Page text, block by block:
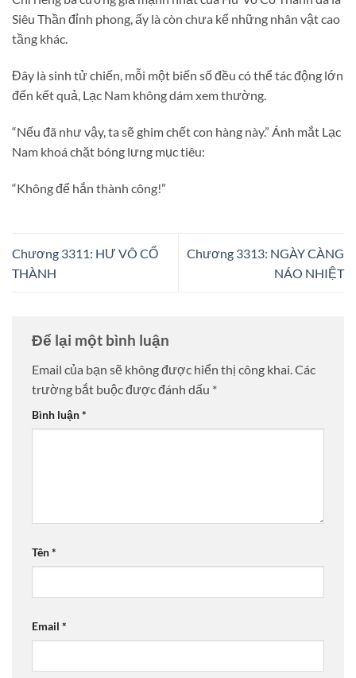
Siêu Thần đỉnh phong, ấy là còn chưa kể những nhân vật cao
tầng khác.
Đây là sinh tử chiến, mỗi một biến số đều có thể tác động lớn
đến kết quả, Lạc Nam không dám xem thường.
“Nếu đã như vậy, ta sẽ ghim chết con hàng này.” Ánh mắt Lạc
Nam khoá chặt bóng lưng mục tiêu:
“Không để hắn thành công!”
Chương 3311: HƯ VÔ CỔ
THÀNH
Chương 3313: NGÀY CÀNG
NÁO NHIỆT
Để lại một bình luận
Email của bạn sẽ không được hiển thị công khai.Các
trường bắt buộc được đánh dấu *
Bình luận*
Tên*
Email *